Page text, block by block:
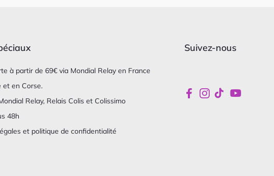
à partir de 69€ via Mondial Relay en France
et en Corse.
Relay, Relais Colis et Colissimo
48h
et politique de confidentialité
Suivez-nous